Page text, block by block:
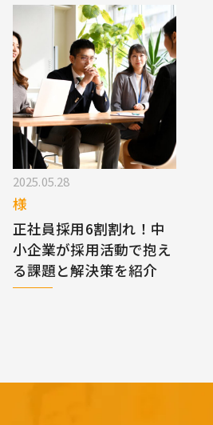
2025.05.28
様
正社員採用6割割れ！中
小企業が採用活動で抱え
る課題と解決策を紹介